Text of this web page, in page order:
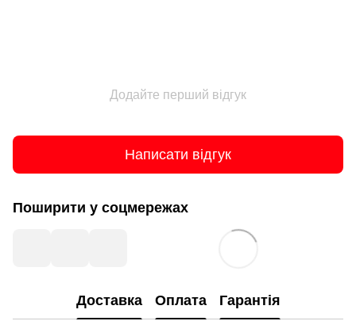
Додайте перший відгук
Написати відгук
Поширити у соцмережах
Доставка Оплата Гарантія